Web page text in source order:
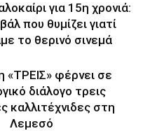
για 15η χρονιά:
που θυμίζει γιατί
το θερινό σινεμά
«ΤΡΕΙΣ» φέρνει σε
διάλογο τρεις
καλλιτέχνιδες στη
Λεμεσό